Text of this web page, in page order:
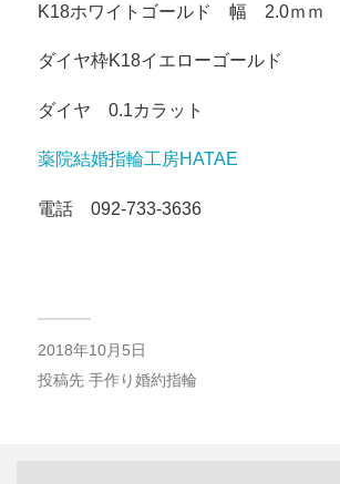
K18ホワイトゴールド 幅 2.0ｍｍ
ダイヤ枠K18イエローゴールド
ダイヤ 0.1カラット
薬院結婚指輪工房HATAE
電話 092-733-3636
2018年10月5日
投稿先 手作り婚約指輪